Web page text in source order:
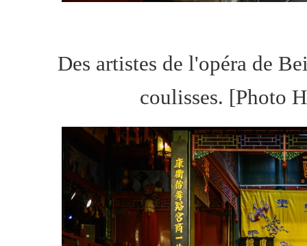
Des artistes de l'opéra de
coulisses. [Photo